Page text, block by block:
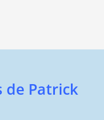
de Patrick